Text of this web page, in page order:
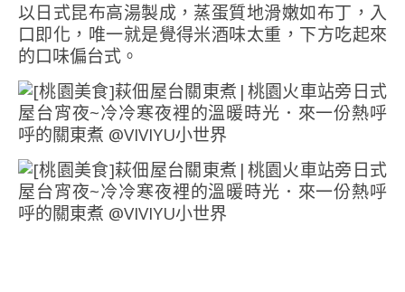
以日式昆布高湯製成，蒸蛋質地滑嫩如布丁，入
口即化，唯一就是覺得米酒味太重，下方吃起來
的口味偏台式。